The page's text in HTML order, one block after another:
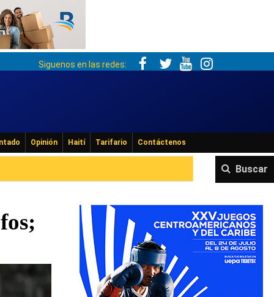
Siguenos en las redes:
Opinión Haití Tarifario Contáctenos
Buscar